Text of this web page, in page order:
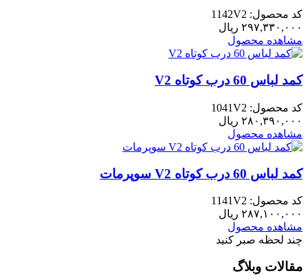
کد محصول: 1142V2
۲۹۷,۳۳۰,۰۰۰ ریال
مشاهده محصول
کمد لباس 60 درب کوتاه V2
کد محصول: 1041V2
۲۸۰,۳۹۰,۰۰۰ ریال
مشاهده محصول
کمد لباس 60 درب کوتاه V2 سوپرمات
کد محصول: 1141V2
۲۸۷,۱۰۰,۰۰۰ ریال
مشاهده محصول
چند لحظه صبر کنید
مقالات وبلاگ